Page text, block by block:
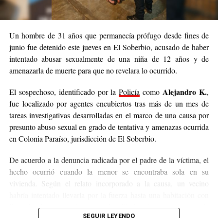
para dar con el acusadoy esclarecer completamente el caso.
Un hombre de 31 años que permanecía prófugo desde fines de
junio fue detenido este jueves en El Soberbio, acusado de haber
intentado abusar sexualmente de una niña de 12 años y de
amenazarla de muerte para que no revelara lo ocurrido.
El sospechoso, identificado por laPolicía como Alejandro K.,
fue localizado por agentes encubiertos tras más de un mes de
tareas investigativas desarrolladas en el marco de una causa por
presunto abuso sexual en grado de tentativa y amenazas ocurrida
en Colonia Paraíso, jurisdicción de El Soberbio.
De acuerdo a la denuncia radicada por el padre de la víctima, el
hecho ocurrió cuando la menor se encontraba sola en su
vivienda. Según el relato incorporado a la causa, un vecino
fines de abuso sexual, aunque la niña logró escapar. Antes de
SEGUIR LEYENDO